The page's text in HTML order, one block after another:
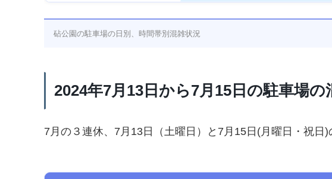
砧公園の駐車場の日別、時間帯別混雑状況
2024年7月13日から7月15日の駐車場の
7月の３連休、7月13日（土曜日）と7月15日(月曜日・祝日)